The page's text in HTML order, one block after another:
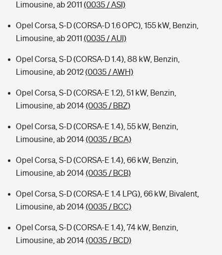
Limousine, ab 2011 (0035 / ASI)
Opel Corsa, S-D (CORSA-D 1.6 OPC), 155 kW, Benzin,
Limousine, ab 2011 (0035 / AUI)
Opel Corsa, S-D (CORSA-D 1.4), 88 kW, Benzin,
Limousine, ab 2012(0035 / AWH)
Opel Corsa, S-D (CORSA-E 1.2), 51 kW, Benzin,
Limousine, ab 2014(0035 / BBZ)
Opel Corsa, S-D (CORSA-E 1.4), 55 kW, Benzin,
Limousine, ab 2014(0035 / BCA)
Opel Corsa, S-D (CORSA-E 1.4), 66 kW, Benzin,
Limousine, ab 2014(0035 / BCB)
Opel Corsa, S-D (CORSA-E 1.4 LPG), 66 kW, Bivalent,
Limousine, ab 2014(0035 / BCC)
Opel Corsa, S-D (CORSA-E 1.4), 74 kW, Benzin,
Limousine, ab 2014(0035 / BCD)